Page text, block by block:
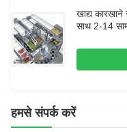
खाद्य कारखाने
साथ 2-14
हमसे संपर्क करें